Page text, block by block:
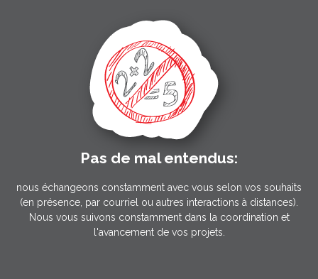
Pas de mal entendus:
nous échangeons constamment avec vous selon vos souhaits
(en présence, par courriel ou autres interactions à distances).
Nous vous suivons constamment dans la coordination et
l'avancement de vos projets.